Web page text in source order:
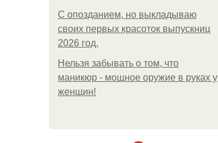
С опозданием, но выкладываю
своих первых красоток выпускниц
2026 год.
Нельзя забывать о том, что
маникюр - мощное оружие в руках у
женщин!